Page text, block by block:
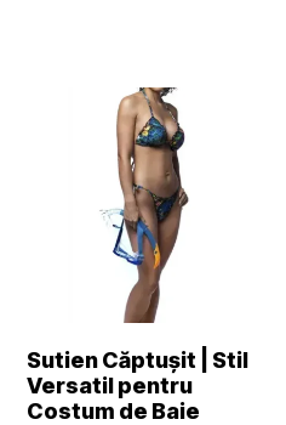
SELECTEAZĂ OPȚIUNILE
Sutien Căptușit | Stil
Versatil pentru
Costum de Baie